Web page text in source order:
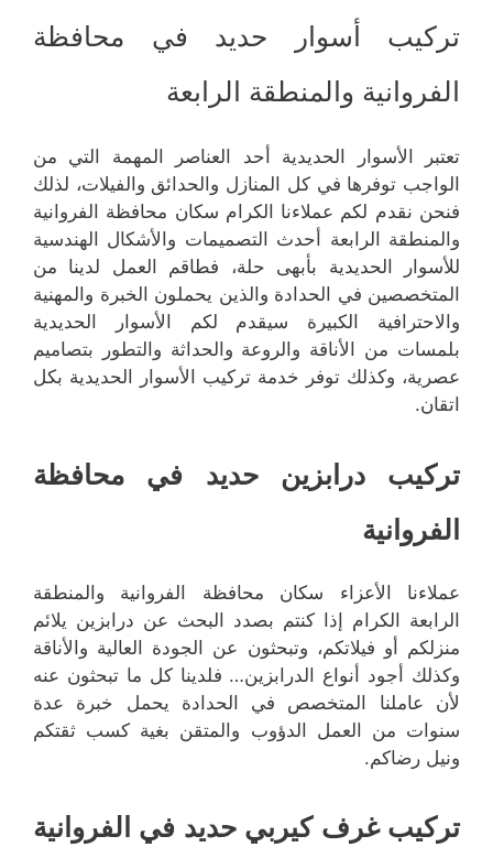
تركيب أسوار حديد في محافظة
الفروانية والمنطقة الرابعة
تعتبر الأسوار الحديدية أحد العناصر المهمة التي من
الواجب توفرها في كل المنازل والحدائق والفيلات، لذلك
فنحن نقدم لكم عملاءنا الكرام سكان محافظة الفروانية
والمنطقة الرابعة أحدث التصميمات والأشكال الهندسية
للأسوار الحديدية بأبهى حلة، فطاقم العمل لدينا من
المتخصصين في الحدادة والذين يحملون الخبرة والمهنية
والاحترافية الكبيرة سيقدم لكم الأسوار الحديدية
بلمسات من الأناقة والروعة والحداثة والتطور بتصاميم
عصرية، وكذلك توفر خدمة تركيب الأسوار الحديدية بكل
اتقان.
تركيب درابزين حديد في محافظة
الفروانية
عملاءنا الأعزاء سكان محافظة الفروانية والمنطقة
الرابعة الكرام إذا كنتم بصدد البحث عن درابزين يلائم
منزلكم أو فيلاتكم، وتبحثون عن الجودة العالية والأناقة
وكذلك أجود أنواع الدرابزين… فلدينا كل ما تبحثون عنه
لأن عاملنا المتخصص في الحدادة يحمل خبرة عدة
سنوات من العمل الدؤوب والمتقن بغية كسب ثقتكم
ونيل رضاكم.
تركيب غرف كيربي حديد في الفروانية